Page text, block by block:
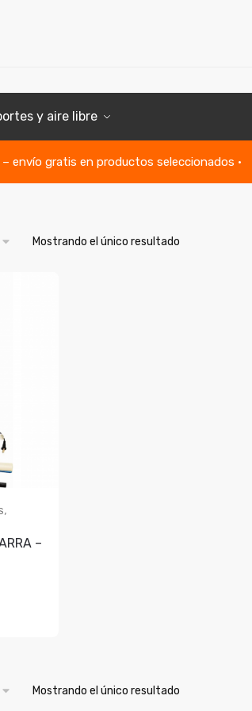
y aire libre
envío gratis en productos seleccionados •
Mostrando el único resultado
,
–
Mostrando el único resultado